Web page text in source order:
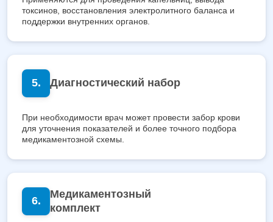
токсинов, восстановления электролитного баланса и
поддержки внутренних органов.
Диагностический набор
При необходимости врач может провести забор крови
для уточнения показателей и более точного подбора
медикаментозной схемы.
Медикаментозный
комплект